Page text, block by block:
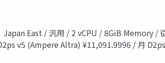
East / 汎用 / 2 vCPU / 8GiB Memory /
v5 (Ampere Altra) ¥11,091.9996 / 月